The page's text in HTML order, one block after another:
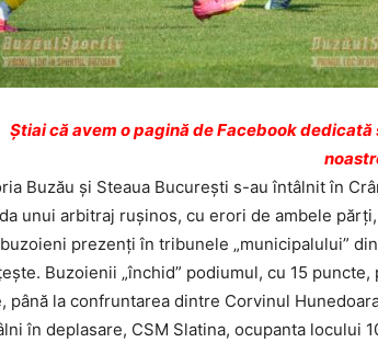
Ştiai că avem o pagină de Facebook
Buzău şi Steaua Bucureşti s-au întâlnit în
unui arbitraj ruşinos, cu erori de ambele
prezenţi în tribunele „municipalului”
Buzoienii „închid” podiumul, cu 15
până la confruntarea dintre Corvinul
în deplasare, CSM Slatina, ocupanta locului